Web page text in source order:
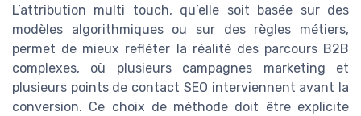
L’attribution multi touch, qu’elle soit basée sur des
modèles algorithmiques ou sur des règles métiers,
permet de mieux refléter la réalité des parcours B2B
complexes, où plusieurs campagnes marketing et
plusieurs points de contact SEO interviennent avant la
conversion. Ce choix de méthode doit être explicite